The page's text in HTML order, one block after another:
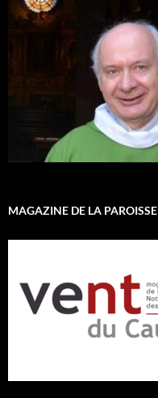
MAGAZINE DE LA PAROISSE